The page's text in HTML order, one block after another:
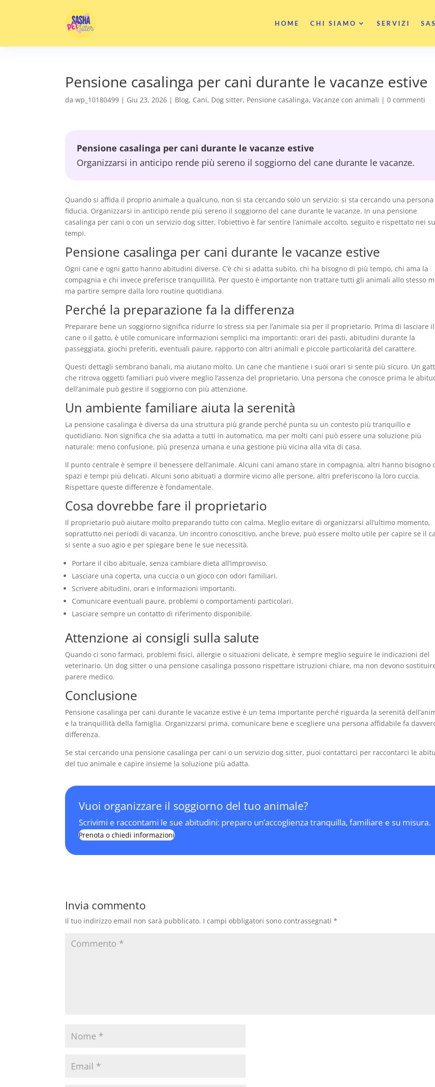
HOME CHI SIAMO SERVIZI
Pensione casalinga per cani durante le vacanze estive
dawp_10180499 | Giu 23, 2026 | Blog, Cani, Dog sitter, Pensione casalinga,Vacanze con animali |0 commenti
Pensione casalinga per cani durante le vacanze estive
Organizzarsi in anticipo rende più sereno il soggiorno del cane durante le vacanze.
Quando si affida il proprio animale a qualcuno, non si sta cercando solo un servizio: si sta cercando una
fiducia. Organizzarsi in anticipo rende più sereno il soggiorno del cane durante le vacanze. In una pensione
casalinga per cani o con un servizio dog sitter, l’obiettivo è far sentire l’animale accolto, seguito e rispettato nei
tempi.
Pensione casalinga per cani durante le vacanze estive
Ogni cane e ogni gatto hanno abitudini diverse. C’è chi si adatta subito, chi ha bisogno di più tempo, chi ama la
compagnia e chi invece preferisce tranquillità. Per questo è importante non trattare tutti gli animali allo stesso
ma partire sempre dalla loro routine quotidiana.
Perché la preparazione fa la differenza
Preparare bene un soggiorno significa ridurre lo stress sia per l’animale sia per il proprietario. Prima di lasciare il
cane o il gatto, è utile comunicare informazioni semplici ma importanti: orari dei pasti, abitudini durante la
passeggiata, giochi preferiti, eventuali paure, rapporto con altri animali e piccole particolarità del carattere.
Questi dettagli sembrano banali, ma aiutano molto. Un cane che mantiene i suoi orari si sente più sicuro. Un
che ritrova oggetti familiari può vivere meglio l’assenza del proprietario. Una persona che conosce prima le
dell’animale può gestire il soggiorno con più attenzione.
Un ambiente familiare aiuta la serenità
La pensione casalinga è diversa da una struttura più grande perché punta su un contesto più tranquillo e
quotidiano. Non significa che sia adatta a tutti in automatico, ma per molti cani può essere una soluzione più
naturale: meno confusione, più presenza umana e una gestione più vicina alla vita di casa.
Il punto centrale è sempre il benessere dell’animale. Alcuni cani amano stare in compagnia, altri hanno bisogno
spazi e tempi più delicati. Alcuni sono abituati a dormire vicino alle persone, altri preferiscono la loro cuccia.
Rispettare queste differenze è fondamentale.
Cosa dovrebbe fare il proprietario
Il proprietario può aiutare molto preparando tutto con calma. Meglio evitare di organizzarsi all’ultimo momento,
soprattutto nei periodi di vacanza. Un incontro conoscitivo, anche breve, può essere molto utile per capire se il
si sente a suo agio e per spiegare bene le sue necessità.
Portare il cibo abituale, senza cambiare dieta all’improvviso.
Lasciare una coperta, una cuccia o un gioco con odori familiari.
Scrivere abitudini, orari e informazioni importanti.
Comunicare eventuali paure, problemi o comportamenti particolari.
Lasciare sempre un contatto di riferimento disponibile.
Attenzione ai consigli sulla salute
Quando ci sono farmaci, problemi fisici, allergie o situazioni delicate, è sempre meglio seguire le indicazioni del
veterinario. Un dog sitter o una pensione casalinga possono rispettare istruzioni chiare, ma non devono
parere medico.
Conclusione
Pensione casalinga per cani durante le vacanze estive è un tema importante perché riguarda la serenità
e la tranquillità della famiglia. Organizzarsi prima, comunicare bene e scegliere una persona affidabile fa
differenza.
Se stai cercando una pensione casalinga per cani o un servizio dog sitter, puoi contattarci per raccontarci le
del tuo animale e capire insieme la soluzione più adatta.
Vuoi organizzare il soggiorno del tuo animale?
Scrivimi e raccontami le sue abitudini: preparo un’accoglienza tranquilla, familiare e su misura.
Prenota o chiedi informazioni
Invia commento
Il tuo indirizzo email non sarà pubblicato. I campi obbligatori sono contrassegnati*